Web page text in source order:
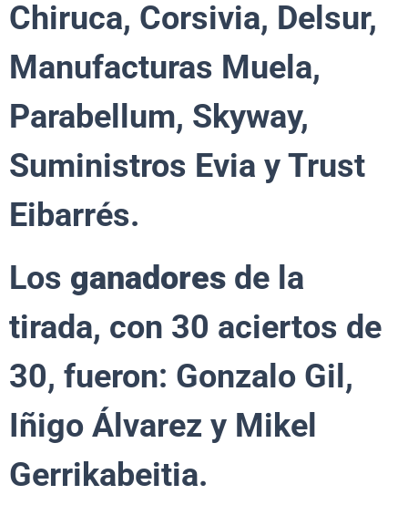
Chiruca, Corsivia, Delsur,
Manufacturas Muela,
Parabellum, Skyway,
Suministros Evia y Trust
Eibarrés.
Los ganadores de la
tirada, con 30 aciertos de
30, fueron: Gonzalo Gil,
Iñigo Álvarez y Mikel
Gerrikabeitia.